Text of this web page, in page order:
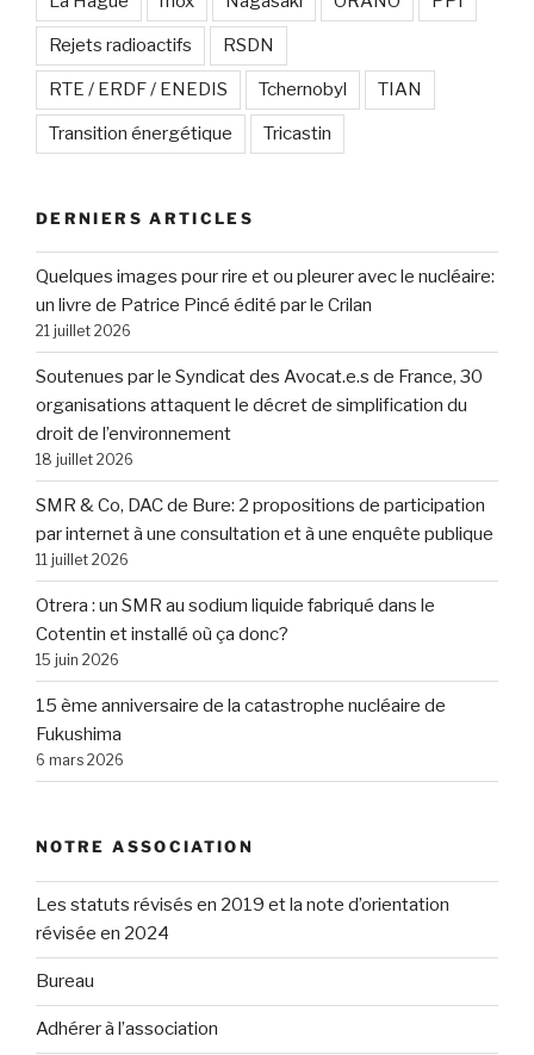
Rejets radioactifs RSDN
RTE / ERDF / ENEDIS Tchernobyl TIAN
Transition énergétique Tricastin
DERNIERS ARTICLES
Quelques images pour rire et ou pleurer avec le nucléaire:
un livre de Patrice Pincé édité par le Crilan
21 juillet 2026
Soutenues par le Syndicat des Avocat.e.s de France, 30
organisations attaquent le décret de simplification du
droit de l’environnement
18 juillet 2026
SMR & Co, DAC de Bure: 2 propositions de participation
par internet à une consultation et à une enquête publique
11 juillet 2026
Otrera : un SMR au sodium liquide fabriqué dans le
Cotentin et installé où ça donc?
15 juin 2026
15 ème anniversaire de la catastrophe nucléaire de
Fukushima
6 mars 2026
NOTRE ASSOCIATION
Les statuts révisés en 2019 et la note d’orientation
révisée en 2024
Bureau
Adhérer à l’association